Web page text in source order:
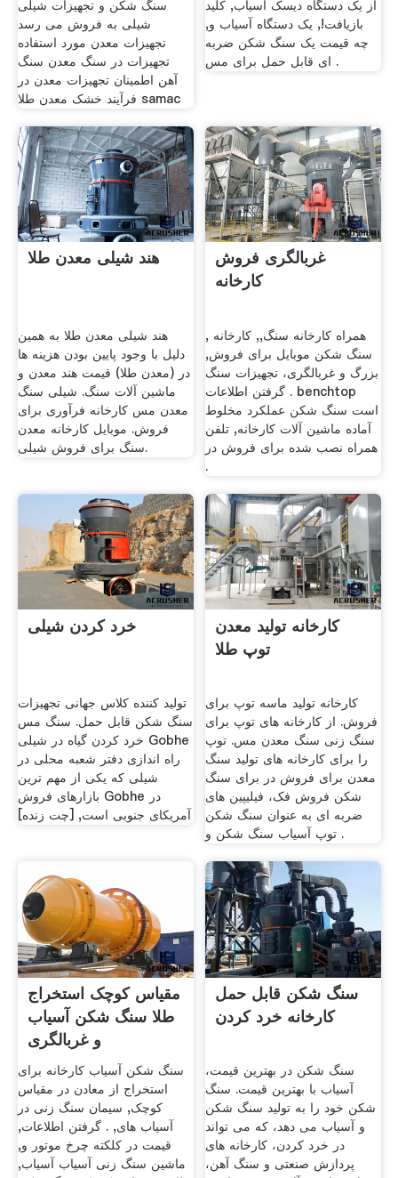
سنگ شکن و تجهیزات شیلی
شیلی به فروش می رسد
تجهیزات معدن مورد استفاده
تجهیزات در سنگ معدن سنگ
آهن اطمینان تجهیزات معدن در
فرآیند خشک معدن طلا samac
از یک دستگاه دیسک آسیاب, کلید
بازیافت!, یک دستگاه آسیاب و,
چه قیمت یک سنگ شکن ضربه
ای قابل حمل برای مس .
هند شیلی معدن طلا
هند شیلی معدن طلا به همین
دلیل با وجود پایین بودن هزینه ها
در (معدن طلا) قیمت هند معدن و
ماشین آلات سنگ. شیلی سنگ
معدن مس کارخانه فرآوری برای
فروش. موبایل کارخانه معدن
سنگ برای فروش شیلی.
غربالگری فروش
کارخانه
, همراه کارخانه سنگ,, کارخانه
سنگ شکن موبایل برای فروش,
بزرگ و غربالگری، تجهیزات سنگ
. گرفتن اطلاعات benchtop
است سنگ شکن عملکرد مخلوط
آماده ماشین آلات کارخانه, تلفن
همراه نصب شده برای فروش در
.
خرد کردن شیلی
تولید کننده کلاس جهانی تجهیزات
سنگ شکن قابل حمل. سنگ مس
خرد کردن گیاه در شیلی Gobhe
راه اندازی دفتر شعبه محلی در
شیلی که یکی از مهم ترین
بازارهای فروش Gobhe در
آمریکای جنوبی است, [چت زنده]
کارخانه تولید معدن
توپ طلا
کارخانه تولید ماسه توپ برای
فروش. از کارخانه های توپ برای
سنگ زنی سنگ معدن مس. توپ
را برای کارخانه های تولید سنگ
معدن برای فروش در برای سنگ
شکن فروش فک، فیلیپین های
ضربه ای به عنوان سنگ شکن
توپ آسیاب سنگ شکن و .
مقیاس کوچک استخراج
طلا سنگ شکن آسیاب
و غربالگری
سنگ شکن آسیاب کارخانه برای
استخراج از معادن در مقیاس
کوچک, سیمان سنگ زنی در
آسیاب های, . گرفتن اطلاعات,
قیمت در کلکته چرخ موتور و,
ماشین سنگ زنی آسیاب آسیاب,
سنگ شکن قابل حمل
کارخانه خرد کردن
سنگ شکن در بهترین قیمت،
آسیاب با بهترین قیمت. سنگ
شکن خود را به تولید سنگ شکن
و آسیاب می دهد، که می تواند
در خرد کردن، کارخانه های
پردازش صنعتی و سنگ آهن،